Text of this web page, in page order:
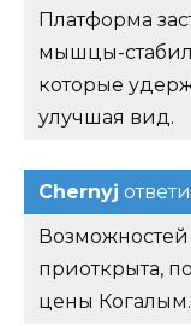
Платформа
мышцы-
которые
улучшая вид.
Chernyj
Возможностей
приоткрыта,
цены